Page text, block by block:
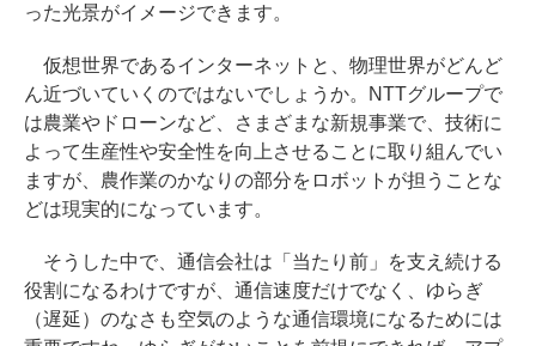
った光景がイメージできます。
仮想世界であるインターネットと、物理世界がどんど
ん近づいていくのではないでしょうか。NTTグループで
は農業やドローンなど、さまざまな新規事業で、技術に
よって生産性や安全性を向上させることに取り組んでい
ますが、農作業のかなりの部分をロボットが担うことな
どは現実的になっています。
そうした中で、通信会社は「当たり前」を支え続ける
役割になるわけですが、通信速度だけでなく、ゆらぎ
（遅延）のなさも空気のような通信環境になるためには